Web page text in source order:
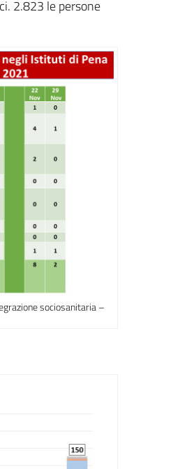
2.823 le persone
sociosanitaria –